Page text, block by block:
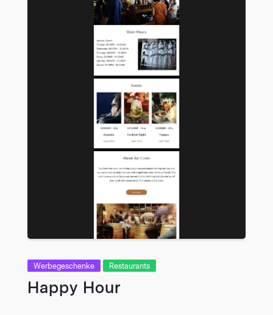
Werbegeschenke Restaurants
Happy Hour
VIEW